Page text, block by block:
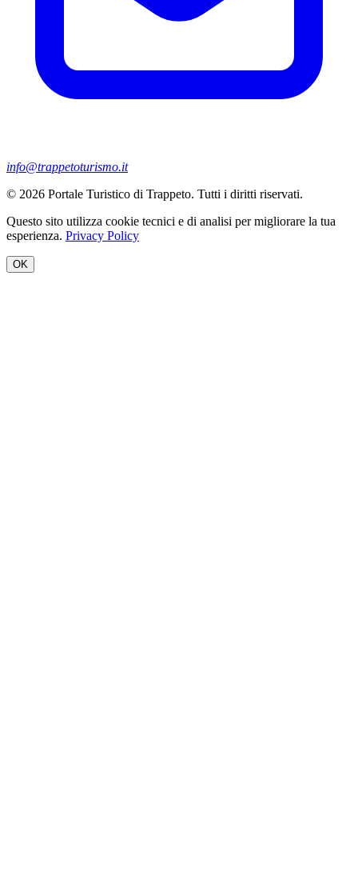
info@trappetoturismo.it
© 2026 Portale Turistico di Trappeto. Tutti i diritti riservati.
Questo sito utilizza cookie tecnici e di analisi per migliorare la tua
esperienza. Privacy Policy
OK